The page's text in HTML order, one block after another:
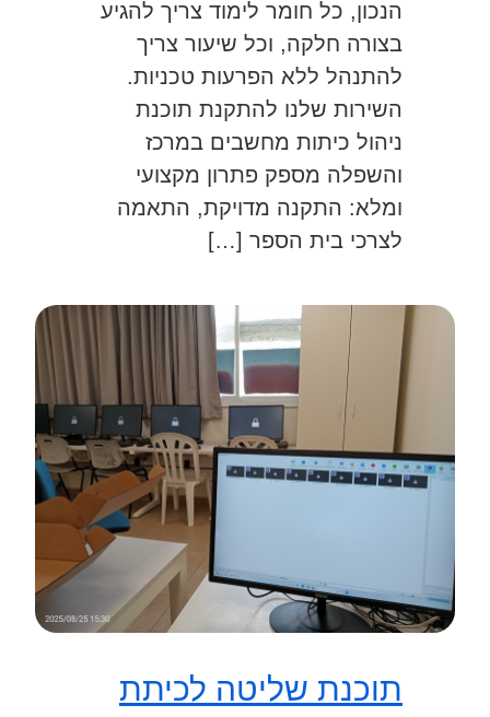
הנכון, כל חומר לימוד צריך להגיע
בצורה חלקה, וכל שיעור צריך
להתנהל ללא הפרעות טכניות.
השירות שלנו להתקנת תוכנת
ניהול כיתות מחשבים במרכז
והשפלה מספק פתרון מקצועי
ומלא: התקנה מדויקת, התאמה
לצרכי בית הספר […]
תוכנת שליטה לכיתת